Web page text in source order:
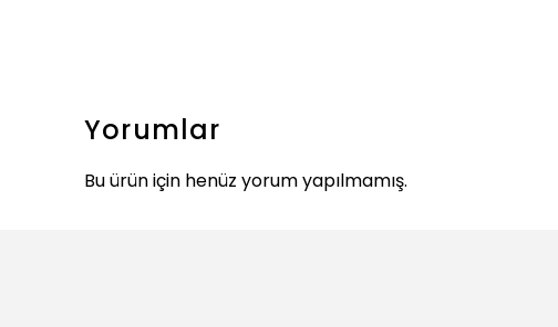
Yorumlar
Bu ürün için henüz yorum yapılmamış.